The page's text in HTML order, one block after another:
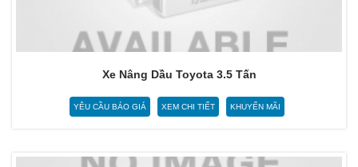
Xe Nâng Dầu Toyota 3.5 Tấn
YÊU CẦU BÁO GIÁ XEM CHI TIẾT KHUYẾN MÃI